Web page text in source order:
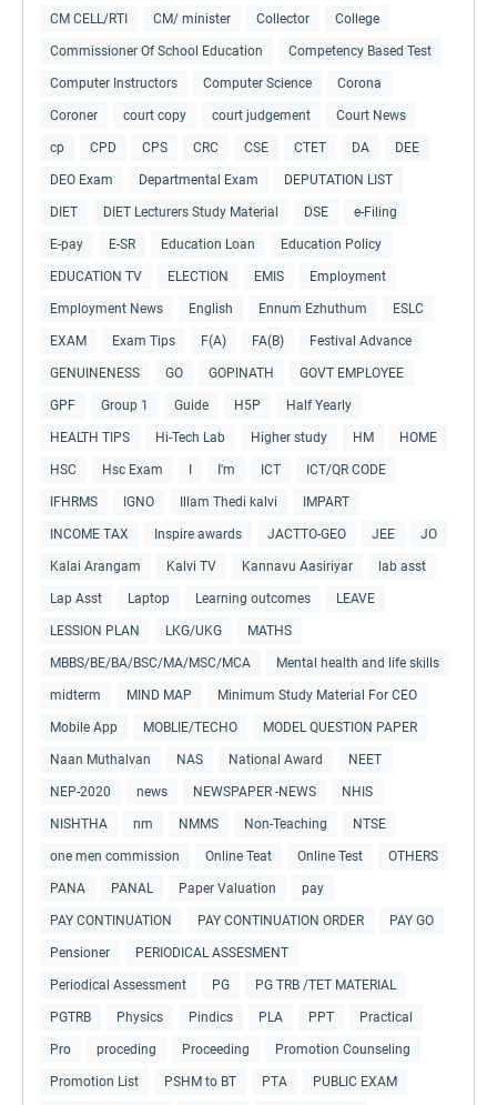
CM CELL/RTI CM/ minister Collector College
Commissioner Of School Education Competency Based Test
Computer Instructors Computer Science Corona
Coroner court copy court judgement Court News
cp CPD CPS CRC CSE CTET DA DEE
DEO Exam Departmental Exam DEPUTATION LIST
DIET DIET Lecturers Study Material DSE e-Filing
E-pay E-SR Education Loan Education Policy
EDUCATION TV ELECTION EMIS Employment
Employment News English Ennum Ezhuthum ESLC
EXAM Exam Tips F(A) FA(B) Festival Advance
GENUINENESS GO GOPINATH GOVT EMPLOYEE
GPF Group 1 Guide H5P Half Yearly
HEALTH TIPS Hi-Tech Lab Higher study HM HOME
HSC Hsc Exam I'm ICT ICT/QR CODE
IFHRMS IGNO Illam Thedi kalvi IMPART
INCOME TAX Inspire awards JACTTO-GEO JEE JO
Kalai Arangam Kalvi TV Kannavu Aasiriyar lab asst
Lap Asst Laptop Learning outcomes LEAVE
LESSION PLAN LKG/UKG MATHS
MBBS/BE/BA/BSC/MA/MSC/MCA Mental health and life skills
midterm MIND MAP Minimum Study Material For CEO
Mobile App MOBLIE/TECHO MODEL QUESTION PAPER
Naan Muthalvan NAS National Award NEET
NEP-2020 news NEWSPAPER -NEWS NHIS
NISHTHA nm NMMS Non-Teaching NTSE
one men commission Online Teat Online Test OTHERS
PANA PANAL Paper Valuation pay
PAY CONTINUATION PAY CONTINUATION ORDER PAY GO
Pensioner PERIODICAL ASSESMENT
Periodical Assessment PG PG TRB /TET MATERIAL
PGTRB Physics Pindics PLA PPT Practical
Pro proceding Proceeding Promotion Counseling
Promotion List PSHM to BT PTA PUBLIC EXAM